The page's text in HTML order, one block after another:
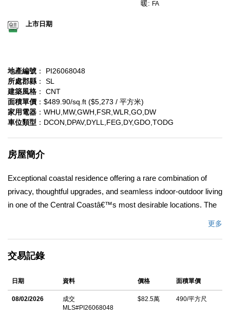
暖: FA
上市日期
地產編號 ： PI26068048
所處郡縣 ： SL
建築風格 ： CNT
面積單價 ：$489.90/sq.ft ($5,273 / 平方米)
家用電器 ：WHU,MW,GWH,FSR,WLR,GO,DW
車位類型 ：DCON,DPAV,DYLL,FEG,DY,GDO,TODG
房屋簡介
Exceptional coastal residence offering a rare combination of
privacy, thoughtful upgrades, and seamless indoor-outdoor living
in one of the Central Coastâ€™s most desirable locations. The
living areas to create a bright, connected space ideal for
accent fireplace wall, and multiple French doors enhance natural
light and indoor-outdoor appeal. The expansive primary suite
serves as a private retreat with French doors opening to a
更多
交易記錄
日期 資料 價格 面積單價
08/02/2026
成交
MLS#PI26068048
$82.5萬 490/平方尺